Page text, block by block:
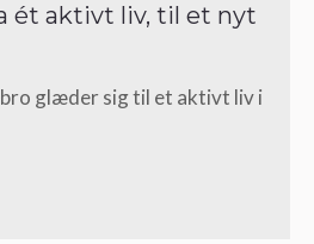
ét aktivt liv, til et nyt
glæder sig til et aktivt liv i